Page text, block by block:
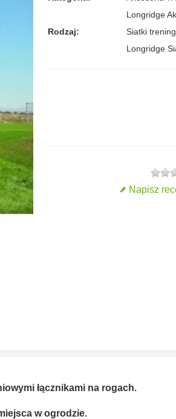
Longridge
Rodzaj:
Siatki
Longridge
Napisz
łącznikami na rogach.
w ogrodzie.